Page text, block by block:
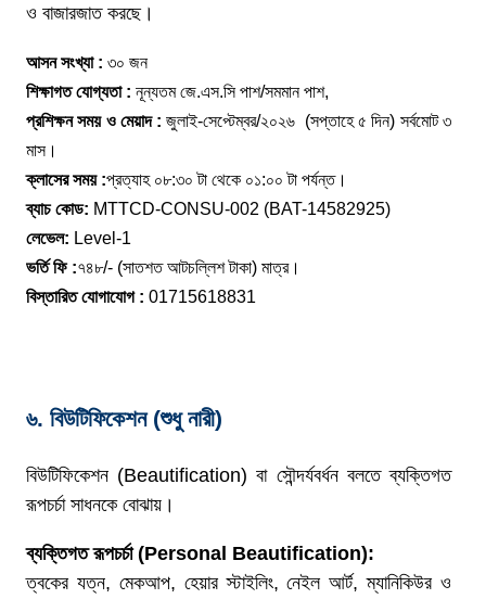
ও বাজারজাত করছে।
আসন সংখ্যা : ৩০ জন
শিক্ষাগত যোগ্যতা : নূন্যতম জে.এস.সি পাশ/সমমান পাশ,
প্রশিক্ষন সময় ও মেয়াদ : জুলাই-সেপ্টেম্বর/২০২৬ (সপ্তাহে ৫ দিন) সর্বমোট ৩
মাস।
ক্লাসের সময় :প্রত্যাহ ০৮:৩০ টা থেকে ০১:০০ টা পর্যন্ত।
ব্যাচ কোড: MTTCD-CONSU-002 (BAT-14582925)
লেভেল: Level-1
ভর্তি ফি :৭৪৮/- (সাতশত আটচল্লিশ টাকা) মাত্র।
বিস্তারিত যোগাযোগ : 01715618831
৬. বিউটিফিকেশন (শুধু নারী)
বিউটিফিকেশন (Beautification) বা সৌন্দর্যবর্ধন বলতে ব্যক্তিগত
রূপচর্চা সাধনকে বোঝায়।
ব্যক্তিগত রূপচর্চা(Personal Beautification):
ত্বকের যত্ন, মেকআপ, হেয়ার স্টাইলিং, নেইল আর্ট, ম্যানিকিউর ও